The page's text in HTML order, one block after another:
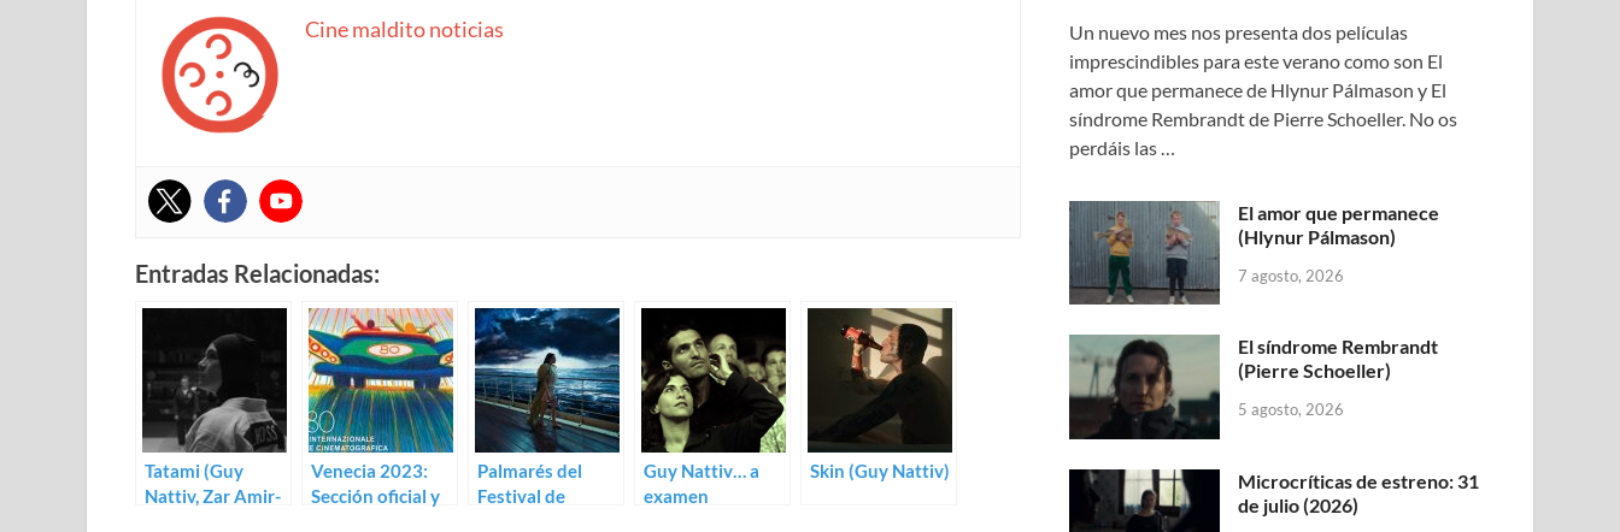
Cine maldito noticias
Entradas Relacionadas:
Tatami (Guy
Nattiv, Zar Amir-
Venecia 2023:
Sección oficial y
Palmarés del
Festival de
Guy Nattiv… a
examen
Skin (Guy Nattiv)
Un nuevo mes nos presenta dos películas
imprescindibles para este verano como son El
amor que permanece de Hlynur Pálmason y El
síndrome Rembrandt de Pierre Schoeller. No os
perdáis las …
El amor que permanece
(Hlynur Pálmason)
7 agosto, 2026
El síndrome Rembrandt
(Pierre Schoeller)
5 agosto, 2026
Microcríticas de estreno: 31
de julio (2026)